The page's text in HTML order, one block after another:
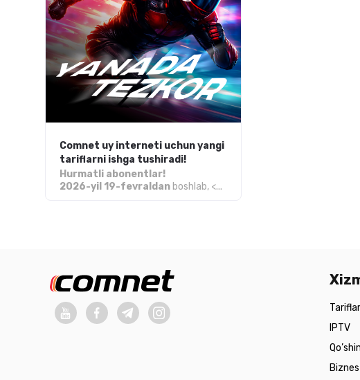
Comnet uy interneti uchun yangi
tariflarni ishga tushiradi!
Hurmatli abonentlar!
2026-yil 19-fevraldan boshlab, <...
Tariflar
IPTV